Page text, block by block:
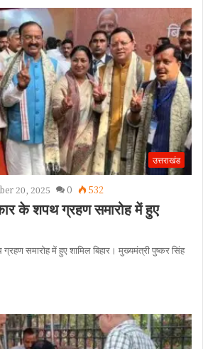
उत्तराखंड
20, 2025 0 532
के शपथ ग्रहण समारोह में हुए
समारोह में हुए शामिल बिहार। मुख्यमंत्री पुष्कर सिंह